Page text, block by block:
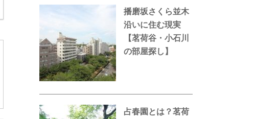
播磨坂さくら並木
沿いに住む現実
【茗荷谷・小石川
の部屋探し】
占春園とは？茗荷